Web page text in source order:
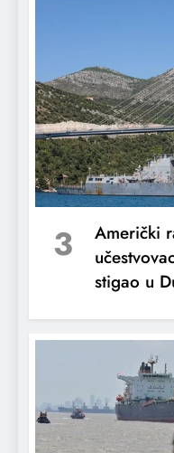
Tim Cook
Visoke cijene
znak upozorenja
sredini mandata
3
Američki
stigao u